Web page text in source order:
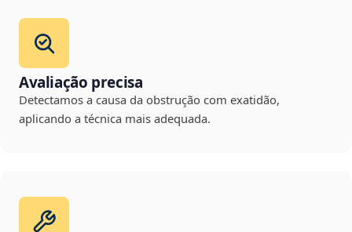
Avaliação precisa
Detectamos a causa da obstrução com exatidão,
aplicando a técnica mais adequada.